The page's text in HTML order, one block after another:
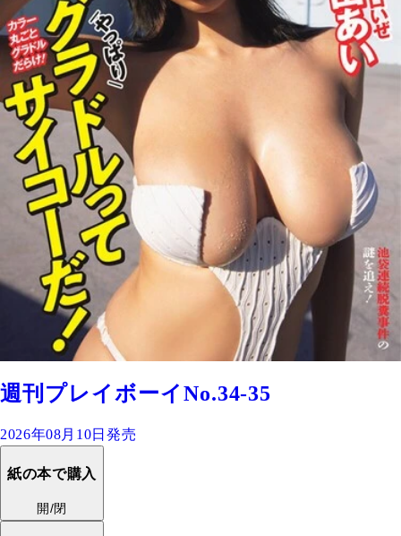
週刊プレイボーイNo.34-35
2026年08月10日発売
紙の本で購入
開/閉